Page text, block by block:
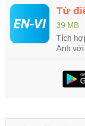
Từ
39 MB
Tích
Anh với